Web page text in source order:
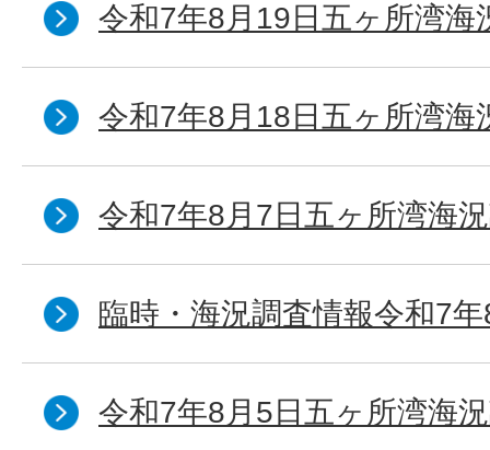
令和7年8月19日五ヶ所湾海
令和7年8月18日五ヶ所湾海
令和7年8月7日五ヶ所湾海
臨時・海況調査情報令和7
令和7年8月5日五ヶ所湾海